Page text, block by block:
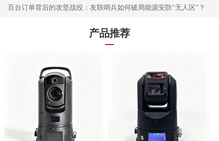
百台订单背后的攻坚战役：友联哨兵如何破局能源安防“无人区”？
产品推荐